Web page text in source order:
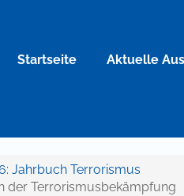
Startseite Aktuelle
Jahrbuch Terrorismus
der Terrorismusbekämpfung